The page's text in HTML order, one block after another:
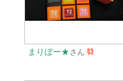
まりぼー★さん